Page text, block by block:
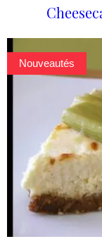
Nouveautés